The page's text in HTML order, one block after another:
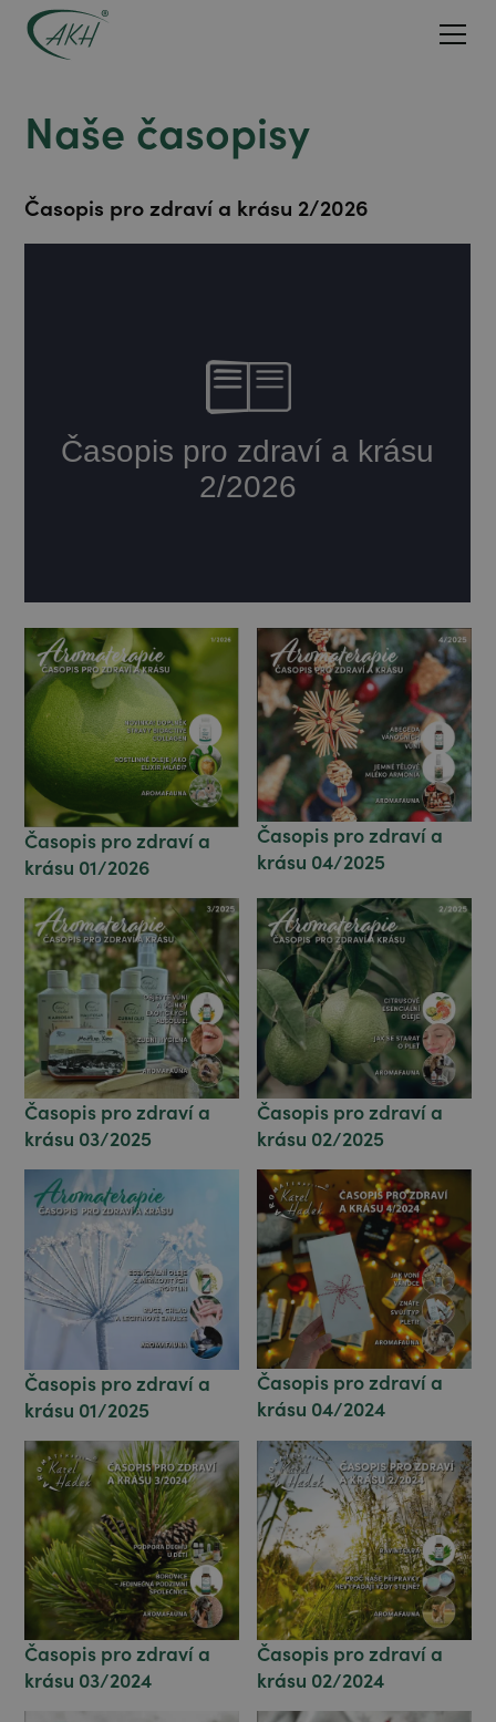
Naše časopisy
Časopis pro zdraví a krásu 2/2026
Časopis pro zdraví a
krásu 01/2026
Časopis pro zdraví a
krásu 04/2025
Časopis pro zdraví a
krásu 03/2025
Časopis pro zdraví a
krásu 02/2025
Časopis pro zdraví a
krásu 01/2025
Časopis pro zdraví a
krásu 04/2024
Časopis pro zdraví a
krásu 03/2024
Časopis pro zdraví a
krásu 02/2024